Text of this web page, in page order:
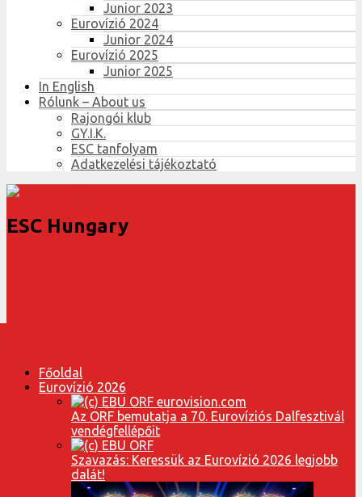
Junior 2023
Eurovízió 2024
Junior 2024
Eurovízió 2025
Junior 2025
In English
Rólunk – About us
Rajongói klub
GY.I.K.
ESC tanfolyam
Adatkezelési tájékoztató
ESC Hungary
Főoldal
Eurovízió 2026
Az ORF bemutatja a 70. Eurovíziós Dalfesztivál
vendégfellépőit
Szavazás: Keressük az Eurovízió 2026 legjobb
dalát!